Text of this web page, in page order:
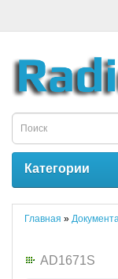
Категории
Главная »
AD1671S